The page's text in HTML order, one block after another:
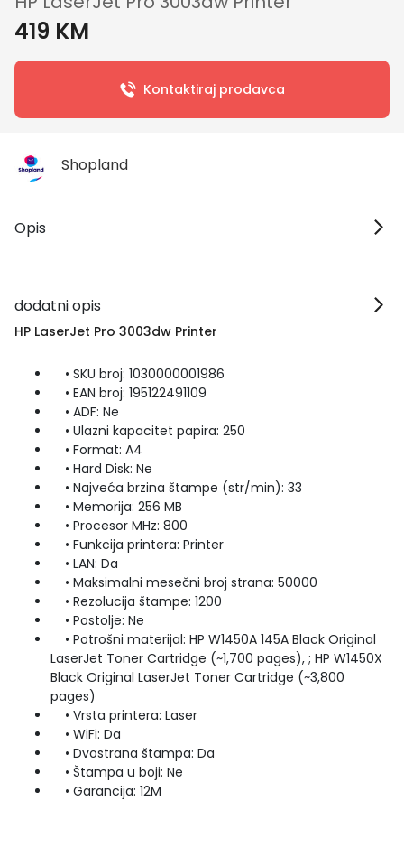
419 KM
Kontaktiraj prodavca
Shopland
Opis
dodatni opis
HP LaserJet Pro 3003dw Printer
• SKU broj: 1030000001986
• EAN broj: 195122491109
• ADF: Ne
• Ulazni kapacitet papira: 250
• Format: A4
• Hard Disk: Ne
• Najveća brzina štampe (str/min): 33
• Memorija: 256 MB
• Procesor MHz: 800
• Funkcija printera: Printer
• LAN: Da
• Maksimalni mesečni broj strana: 50000
• Rezolucija štampe: 1200
• Postolje: Ne
• Potrošni materijal: HP W1450A 145A Black Original
LaserJet Toner Cartridge (~1,700 pages), ; HP W1450X
Black Original LaserJet Toner Cartridge (~3,800
pages)
• Vrsta printera: Laser
• WiFi: Da
• Dvostrana štampa: Da
• Štampa u boji: Ne
• Garancija: 12M